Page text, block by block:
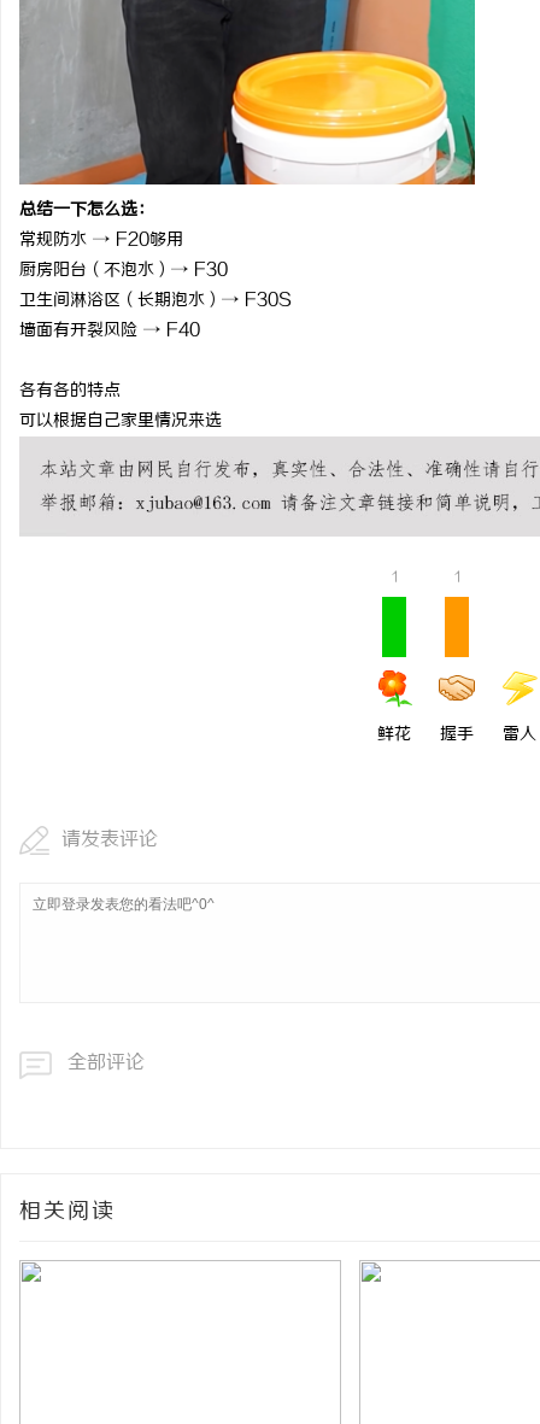
总结一下怎么选：
常规防水 → F20够用
厨房阳台（不泡水） → F30
卫生间淋浴区（长期泡水） → F30S
墙面有开裂风险 → F40
各有各的特点
可以根据自己家里情况来选
1
鲜花
1
握手 雷人
请发表评论
全部评论
相关阅读